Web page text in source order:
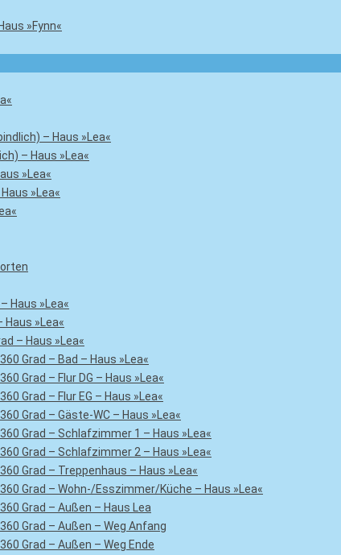
»Fynn«
– Haus »Lea«
– Haus »Lea«
»Lea«
»Lea«
Haus »Lea«
»Lea«
– Haus »Lea«
Grad – Bad – Haus »Lea«
Grad – Flur DG – Haus »Lea«
Grad – Flur EG – Haus »Lea«
Grad – Gäste-WC – Haus »Lea«
Grad – Schlafzimmer 1 – Haus »Lea«
Grad – Schlafzimmer 2 – Haus »Lea«
Grad – Treppenhaus – Haus »Lea«
Grad – Wohn-/Esszimmer/Küche – Haus »Lea«
Grad – Außen – Haus Lea
Grad – Außen – Weg Anfang
Grad – Außen – Weg Ende